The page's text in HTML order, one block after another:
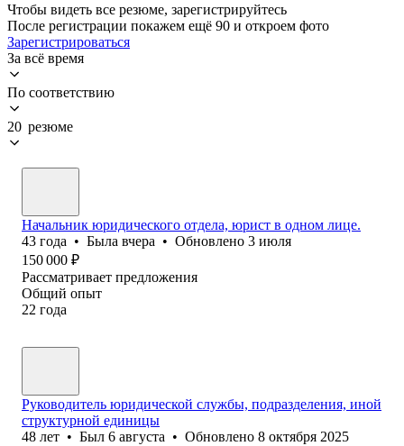
Чтобы видеть все резюме, зарегистрируйтесь
После регистрации покажем ещё 90 и откроем фото
Зарегистрироваться
За всё время
По соответствию
20 резюме
Начальник юридического отдела, юрист в одном лице.
43 года • Была вчера • Обновлено 3 июля
150 000 ₽
Рассматривает предложения
Общий опыт
22 года
Руководитель юридической службы, подразделения, иной
структурной единицы
48 лет • Был 6 августа • Обновлено 8 октября 2025